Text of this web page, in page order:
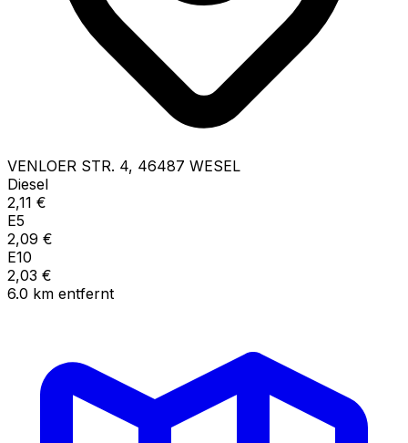
VENLOER STR. 4, 46487 WESEL
Diesel
2,11 €
E5
2,09 €
E10
2,03 €
6.0 km entfernt